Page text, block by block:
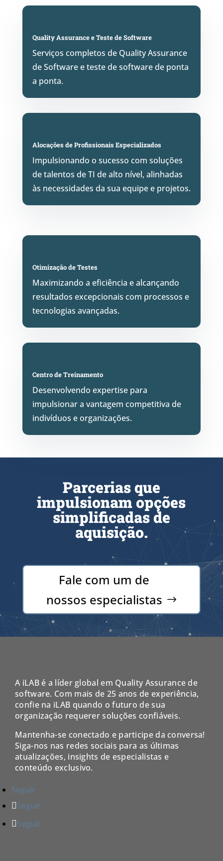
Quality Assurance e Teste de Software
Serviços completos de Quality Assurance
de Software e teste de software de ponta
a ponta.
Alocações de Profissionais Especializados
Impulsionando o sucesso com soluções
de talentos de TI de alto nível, alinhadas
às necessidades da sua equipe e projetos.
Otimização de Testes
Maximizando a eficiência e alcançando
resultados excepcionais com processos e
tecnologias avançadas.
Centro de Treinamento
Desenvolvendo expertise para
impulsionar a vantagem competitiva de
indivíduos e organizações.
Parcerias que
impulsionam opções
simplificadas de
aquisição.
Fale com um de
nossos especialistas
A iLAB é a líder global em Quality Assurance de
software. Com mais de 25 anos de experiência,
confie na iLAB quando o futuro de sua
organização requerer soluções confiáveis.
Mantenha-se conectado e participe da conversa!
Siga-nos nas redes sociais para as últimas
atualizações, insights de especialistas e
conteúdo exclusivo.
Seguir
Seguir
Seguir